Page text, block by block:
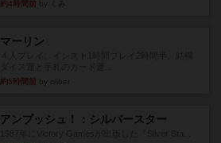
約4時間前
マーリン
約5時間前
アンブッシュ！：シルバースター